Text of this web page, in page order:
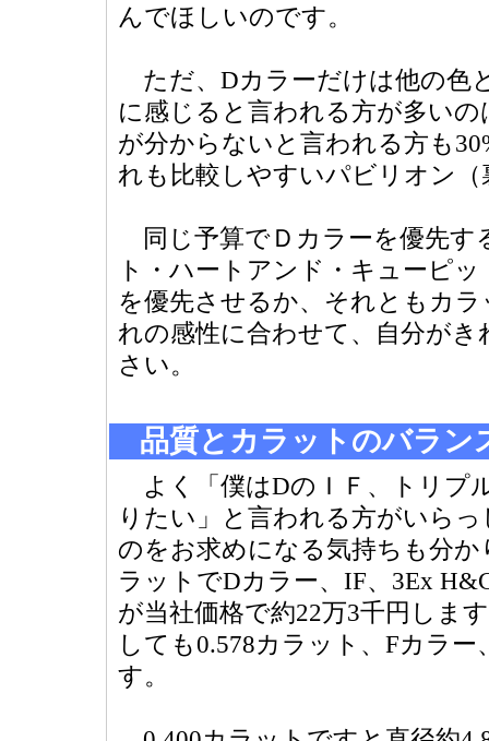
んでほしいのです。
ただ、Dカラーだけは他の色
に感じると言われる方が多い
が分からないと言われる方も
れも比較しやすいパビリオン
同じ予算でＤカラーを優先す
ト・ハートアンド・キューピ
を優先させるか、それともカ
れの感性に合わせて、自分が
さい。
品質とカラットのバラン
よく「僕はDのＩＦ、トリプ
りたい」と言われる方がいら
のをお求めになる気持ちも分
ラットでDカラー、IF、3Ex
が当社価格で約22万3千円しま
しても0.578カラット、Fカラ
す。